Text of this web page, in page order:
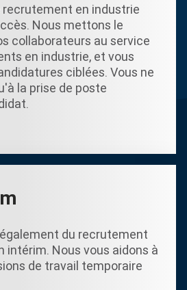
en industrie
Nous mettons le
collaborateurs au service
en industrie, et vous
ciblées. Vous ne
la prise de poste
du recrutement
intérim. Nous vous aidons à
de travail temporaire